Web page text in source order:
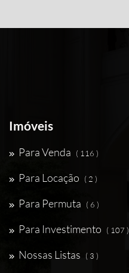
Imóveis
Para Venda ( 116 )
Para Locação ( 2 )
Para Permuta ( 6 )
Para Investimento ( 107 )
Nossas Listas ( 3 )